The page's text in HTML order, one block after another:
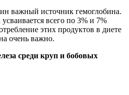
важный источник гемоглобина.
всего по 3% и 7%
этих продуктов в диете
очень важно.
среди круп и бобовых